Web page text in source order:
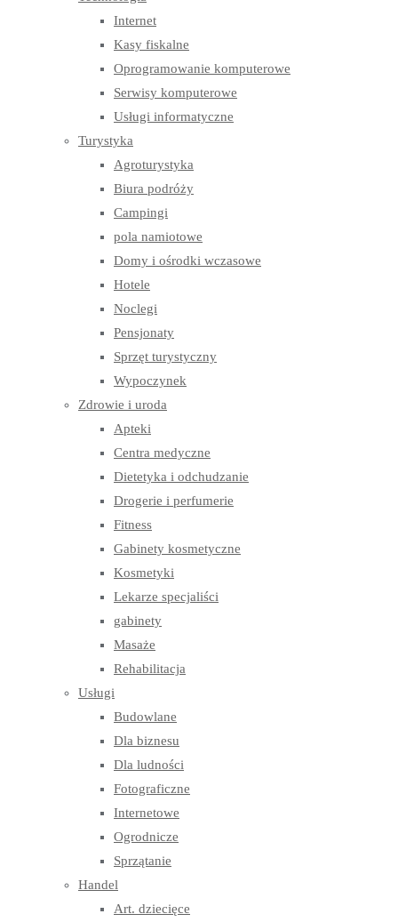
Internet
Kasy fiskalne
Oprogramowanie komputerowe
Serwisy komputerowe
Usługi informatyczne
Turystyka
Agroturystyka
Biura podróży
Campingi
pola namiotowe
Domy i ośrodki wczasowe
Hotele
Noclegi
Pensjonaty
Sprzęt turystyczny
Wypoczynek
Zdrowie i uroda
Apteki
Centra medyczne
Dietetyka i odchudzanie
Drogerie i perfumerie
Fitness
Gabinety kosmetyczne
Kosmetyki
Lekarze specjaliści
gabinety
Masaże
Rehabilitacja
Usługi
Budowlane
Dla biznesu
Dla ludności
Fotograficzne
Internetowe
Ogrodnicze
Sprzątanie
Handel
Art. dziecięce